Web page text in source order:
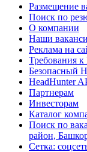
Размещение
Поиск по
О компании
Наши
Реклама на
Требования
Безопасный
HeadHunter
Партнерам
Инвесторам
Каталог
Поиск по
район,
Сетка: